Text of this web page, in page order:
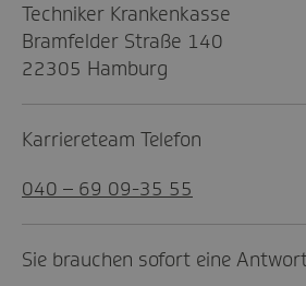
Techniker Krankenkasse
Bramfelder Straße 140
22305 Hamburg
Karriereteam Telefon
040 – 69 09-35 55
Sie brauchen sofort eine